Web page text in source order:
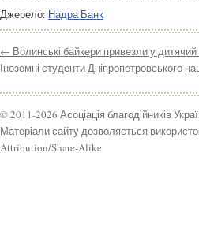
Джерело: Надра Банк
← Волинські байкери привезли у
Іноземні студенти Дніпропетровського
© 2011-2026 Асоціація благодійників
Матеріали сайту дозволяється
Attribution/Share-Alike